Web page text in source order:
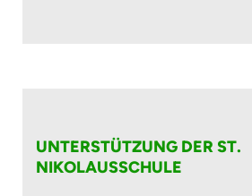
UNTERSTÜTZUNG DER ST.
NIKOLAUSSCHULE